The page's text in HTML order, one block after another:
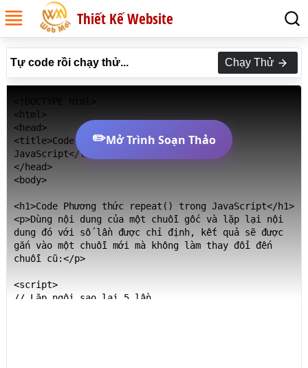
Thiết Kế Website
Tự code rồi chạy thử... Chạy Thử
<html>
<head>
<title>Code Phương thức repeat() trong
JavaScript</title>
</head>
<body>
<h1>Code Phương thức repeat() trong JavaScript</h1>
<p>Dùng nội dung của một chuỗi gốc và lặp lại nội
dung đó với số lần được chỉ định, kết quả sẽ được
gắn vào một chuỗi mới mà không làm thay đổi đến
chuỗi cũ:</p>
<script>
// Lặp ngôi sao lại 5 lần
✏️Mở Trình Soạn Thảo